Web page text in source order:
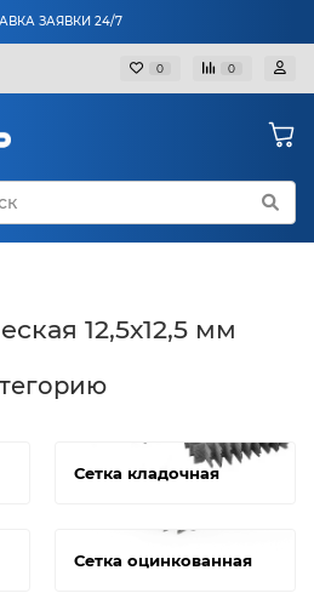
ЗАЯВКИ 24/7
0 0
12,5х12,5 мм
Сетка кладочная
Сетка оцинкованная